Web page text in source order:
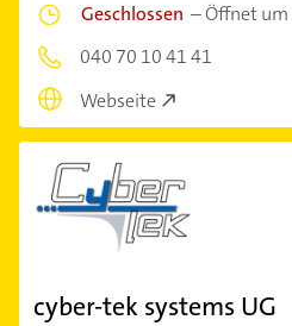
Geschlossen –Öffnet um
040 70 10 41 41
Webseite
cyber-tek systems UG